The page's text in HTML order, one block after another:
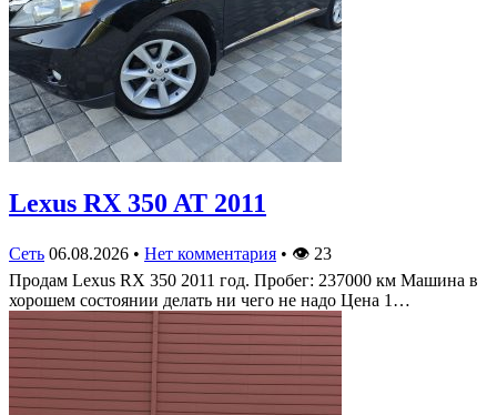
Lexus RX 350 AT 2011
Сеть 06.08.2026 • Нет комментария • 👁 23
Продам Lexus RX 350 2011 год. Пробег: 237000 км Машина в
хорошем состоянии делать ни чего не надо Цена 1…